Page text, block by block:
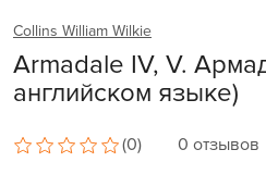
Collins William Wilkie
Armadale IV, V.
английском языке)
(0) 0 отзывов